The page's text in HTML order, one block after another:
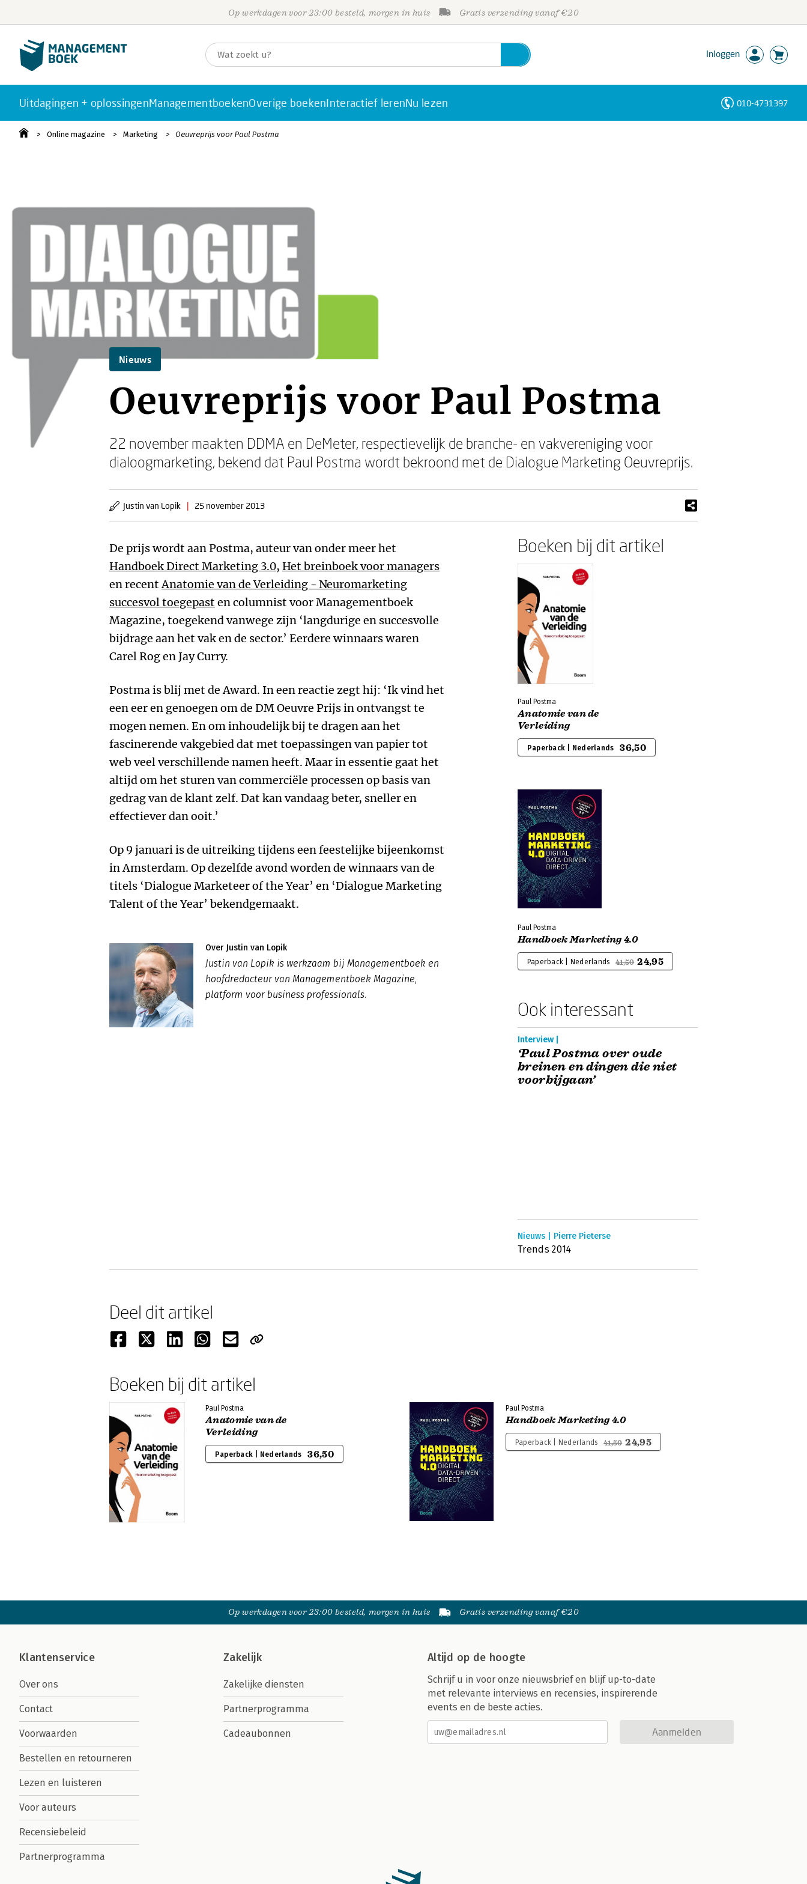
Op werkdagen voor 23:00 besteld, morgen in huis Gratis verzending vanaf €20
Inloggen
Uitdagingen + oplossingenManagementboekenOverige boekenInteractief lerenNu lezen 010-4731397
Online magazine Marketing Oeuvreprijs voor Paul Postma
Nieuws
Oeuvreprijs voor Paul Postma
22 november maakten DDMA en DeMeter, respectievelijk de branche- en vakvereniging voor
dialoogmarketing, bekend dat Paul Postma wordt bekroond met de Dialogue Marketing Oeuvreprijs.
Justin van Lopik | 25 november 2013
De prijs wordt aan Postma, auteur van onder meer het
Handboek Direct Marketing 3.0, Het breinboek voor managers
en recentAnatomie van de Verleiding - Neuromarketing
succesvol toegepast en columnist voor Managementboek
Magazine, toegekend vanwege zijn ‘langdurige en succesvolle
bijdrage aan het vak en de sector.’ Eerdere winnaars waren
Carel Rog en Jay Curry.
Postma is blij met de Award. In een reactie zegt hij: ‘Ik vind het
een eer en genoegen om de DM Oeuvre Prijs in ontvangst te
mogen nemen. En om inhoudelijk bij te dragen aan het
fascinerende vakgebied dat met toepassingen van papier tot
web veel verschillende namen heeft. Maar in essentie gaat het
altijd om het sturen van commerciële processen op basis van
gedrag van de klant zelf. Dat kan vandaag beter, sneller en
effectiever dan ooit.’
Op 9 januari is de uitreiking tijdens een feestelijke bijeenkomst
in Amsterdam. Op dezelfde avond worden de winnaars van de
titels ‘Dialogue Marketeer of the Year’ en ‘Dialogue Marketing
Talent of the Year’ bekendgemaakt.
Over Justin van Lopik
Justin van Lopik is werkzaam bij Managementboek en
hoofdredacteur van Managementboek Magazine,
platform voor business professionals.
Boeken bij dit artikel
Paul Postma
Anatomie van de
Verleiding
Paperback | Nederlands 36,50
Paul Postma
Handboek Marketing 4.0
Paperback | Nederlands 41,50 24,95
Ook interessant
Interview |
‘Paul Postma over oude
breinen en dingen die niet
voorbijgaan’
Nieuws | Pierre Pieterse
Trends 2014
Deel dit artikel
Boeken bij dit artikel
Paul Postma
Anatomie van de
Verleiding
Paperback | Nederlands 36,50
Paul Postma
Handboek Marketing 4.0
Paperback | Nederlands 41,50 24,95
Op werkdagen voor 23:00 besteld, morgen in huis Gratis verzending vanaf €20
Klantenservice
Over ons
Contact
Voorwaarden
Bestellen en retourneren
Lezen en luisteren
Voor auteurs
Recensiebeleid
Partnerprogramma
Zakelijk
Zakelijke diensten
Partnerprogramma
Cadeaubonnen
Altijd op de hoogte
Schrijf u in voor onze nieuwsbrief en blijf up-to-date
met relevante interviews en recensies, inspirerende
events en de beste acties.
Aanmelden
Personen